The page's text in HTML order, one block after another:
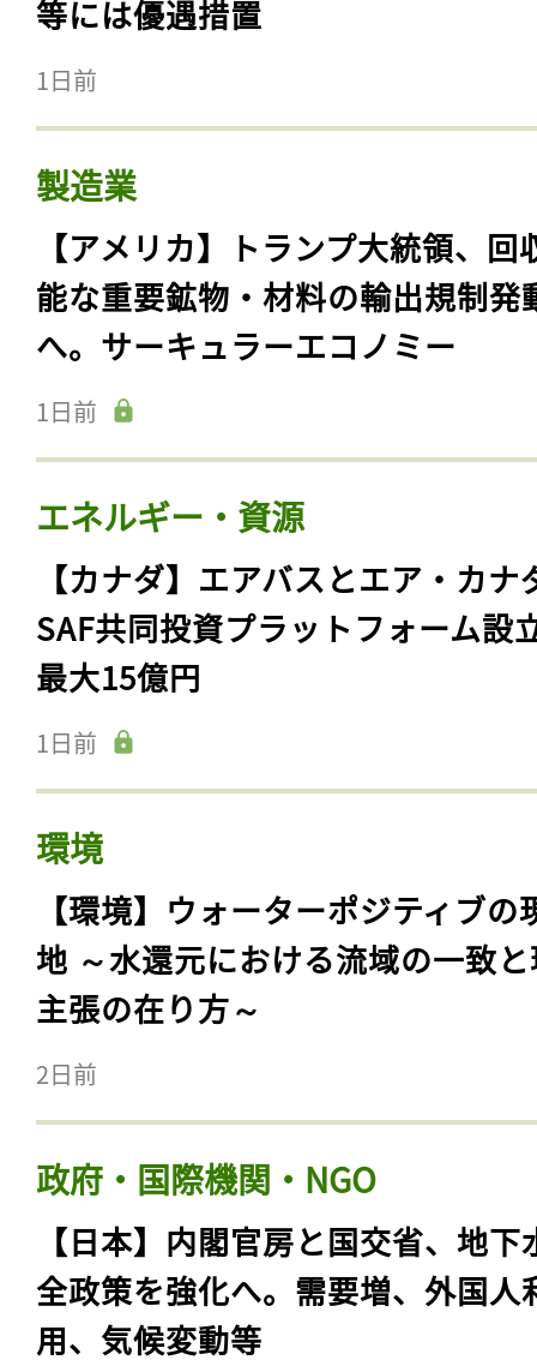
等には優遇措置
1日前
製造業
【アメリカ】トランプ大統領、回
能な重要鉱物・材料の輸出規制発
へ。サーキュラーエコノミー
1日前
エネルギー・資源
【カナダ】エアバスとエア・カナ
SAF共同投資プラットフォーム設
最大15億円
1日前
環境
【環境】ウォーターポジティブの
地 ～水還元における流域の一致
主張の在り方～
2日前
政府・国際機関・NGO
【日本】内閣官房と国交省、地下
全政策を強化へ。需要増、外国人
用、気候変動等